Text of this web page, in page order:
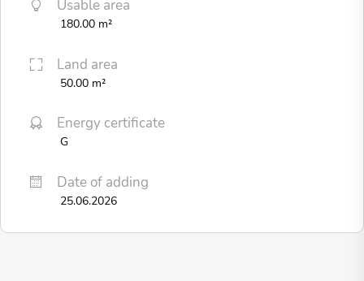
Usable area
180.00 m²
Land area
50.00 m²
Energy certificate
G
Date of adding
25.06.2026